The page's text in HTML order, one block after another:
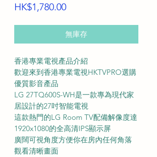
HK$1,780.00價
無庫存
香港專業電視產品介紹
歡迎來到香港專業電視HKTVPRO選購
優質影音產品
LG 27TQ600S-WH是一款專為現代家
居設計的27吋智能電視
這款熱門的LG Room TV配備解像度達
1920x1080的全高清IPS顯示屏
廣闊可視角度方便你在房內任何角落
觀看清晰畫面